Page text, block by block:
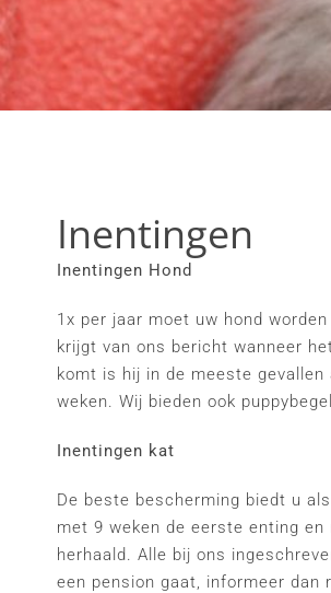
Inentingen
Inentingen Hond
1x per jaar moet uw hond
krijgt van ons bericht wanneer
komt is hij in de meeste
weken. Wij bieden ook
Inentingen kat
De beste bescherming biedt u
met 9 weken de eerste enting
herhaald. Alle bij ons
een pension gaat, informeer dan